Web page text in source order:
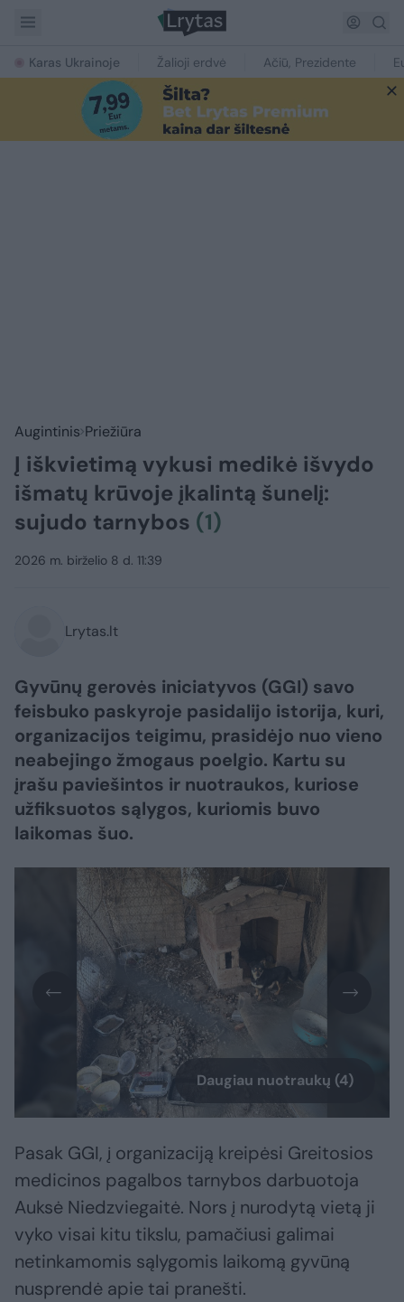
Karas Ukrainoje Žalioji erdvė Ačiū, Prezidente
Augintinis Priežiūra
Į iškvietimą vykusi medikė išvydo
išmatų krūvoje įkalintą šunelį:
sujudo tarnybos (1)
2026 m. birželio 8 d. 11:39
Lrytas.lt
Gyvūnų gerovės iniciatyvos (GGI) savo
feisbuko paskyroje pasidalijo istorija, kuri,
organizacijos teigimu, prasidėjo nuo vieno
neabejingo žmogaus poelgio. Kartu su
įrašu paviešintos ir nuotraukos, kuriose
užfiksuotos sąlygos, kuriomis buvo
laikomas šuo.
Daugiau nuotraukų (4)
Pasak GGI, į organizaciją kreipėsi Greitosios
medicinos pagalbos tarnybos darbuotoja
Auksė Niedzviegaitė. Nors į nurodytą vietą ji
vyko visai kitu tikslu, pamačiusi galimai
netinkamomis sąlygomis laikomą gyvūną
nusprendė apie tai pranešti.